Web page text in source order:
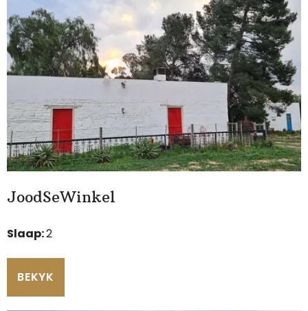
JoodSeWinkel
Slaap:2
BEKYK